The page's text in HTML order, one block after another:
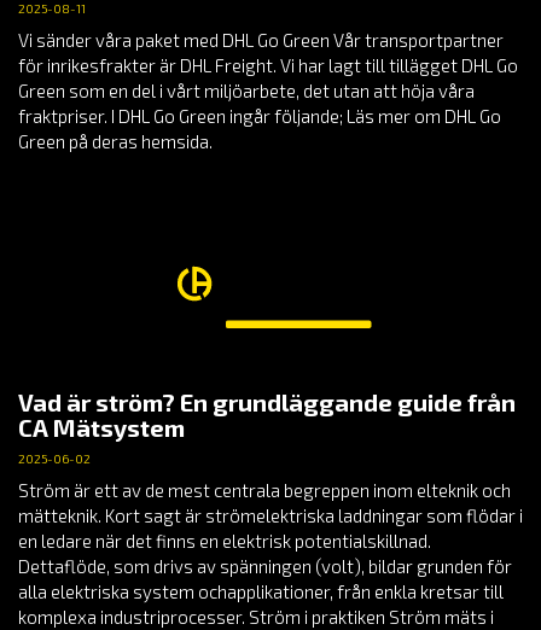
2025-08-11
Vi sänder våra paket med DHL Go Green Vår transportpartner
för inrikesfrakter är DHL Freight. Vi har lagt till tillägget DHL Go
Green som en del i vårt miljöarbete, det utan att höja våra
fraktpriser. I DHL Go Green ingår följande; Läs mer om DHL Go
Green på deras hemsida.
Vad är ström? En grundläggande guide från
CA Mätsystem
2025-06-02
Ström är ett av de mest centrala begreppen inom elteknik och
mätteknik. Kort sagt är strömelektriska laddningar som flödar i
en ledare när det finns en elektrisk potentialskillnad.
Dettaflöde, som drivs av spänningen (volt), bildar grunden för
alla elektriska system ochapplikationer, från enkla kretsar till
komplexa industriprocesser. Ström i praktiken Ström mäts i